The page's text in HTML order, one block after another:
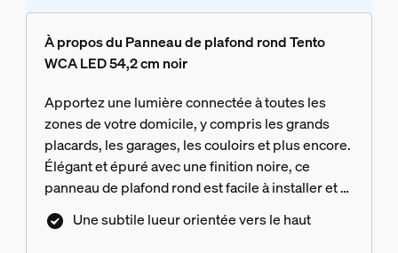
À propos du Panneau de plafond rond Tento
WCA LED 54,2 cm noir
Apportez une lumière connectée à toutes les
zones de votre domicile, y compris les grands
placards, les garages, les couloirs et plus encore.
Élégant et épuré avec une finition noire, ce
panneau de plafond rond est facile à installer et a
fière allure n'importe où.
Une subtile lueur orientée vers le haut